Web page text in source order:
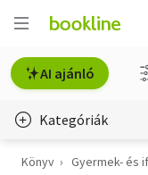
AI ajánló
Kategóriák
Életmód, egészség
Könyv Gyermek- és